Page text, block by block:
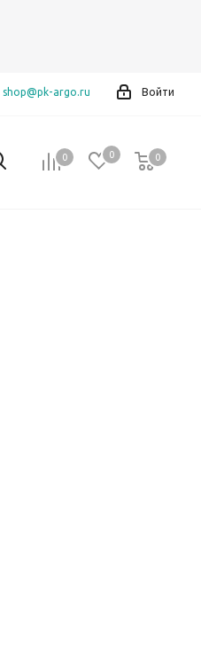
Войти
shop@pk-argo.ru
0 0 0
0